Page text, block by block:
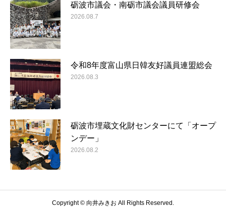
砺波市議会・南砺市議会議員研修会
2026.08.7
令和8年度富山県日韓友好議員連盟総会
2026.08.3
砺波市埋蔵文化財センターにて「オープ
ンデー」
2026.08.2
Copyright © 向井みきお All Rights Reserved.